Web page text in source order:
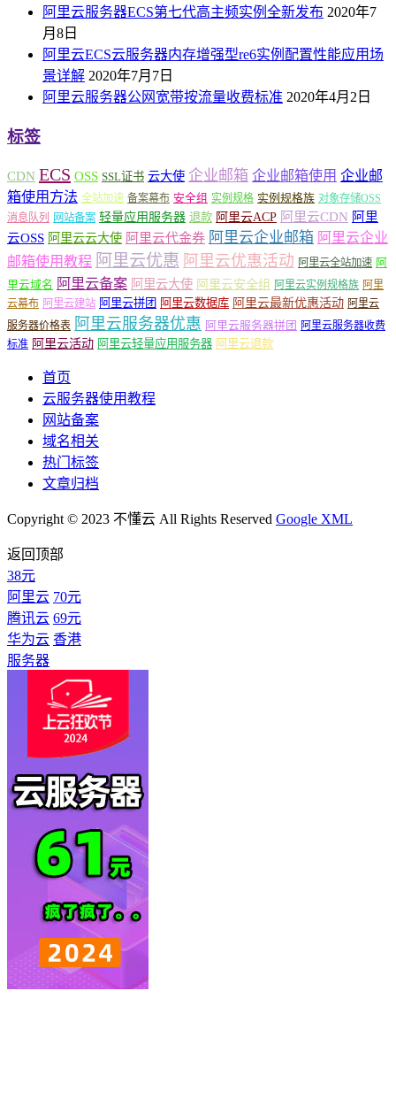
阿里云服务器ECS第七代高主频实例全新发布 2020年7
月8日
阿里云ECS云服务器内存增强型re6实例配置性能应用场
景详解 2020年7月7日
阿里云服务器公网宽带按流量收费标准 2020年4月2日
标签
CDN ECS OSS SSL证书 云大使 企业邮箱 企业邮箱使用 企业邮
箱使用方法 全站加速 备案幕布 安全组 实例规格 实例规格族 对象存储OSS
消息队列
网站备案 轻量应用服务器 退款 阿里云ACP 阿里云CDN 阿里
云OSS 阿里云云大使 阿里云代金券 阿里云企业邮箱 阿里云企业
邮箱使用教程 阿里云优惠 阿里云优惠活动 阿里云全站加速 阿
里云域名 阿里云备案 阿里云大使 阿里云安全组 阿里云实例规格族 阿里
云幕布 阿里云建站 阿里云拼团 阿里云数据库 阿里云最新优惠活动 阿里云
服务器价格表 阿里云服务器优惠 阿里云服务器拼团 阿里云服务器收费
标准 阿里云活动 阿里云轻量应用服务器 阿里云退款
首页
云服务器使用教程
网站备案
域名相关
热门标签
文章归档
Copyright © 2023 不懂云 All Rights Reserved Google XML
返回顶部
38元
阿里云 70元
腾讯云 69元
华为云 香港
服务器